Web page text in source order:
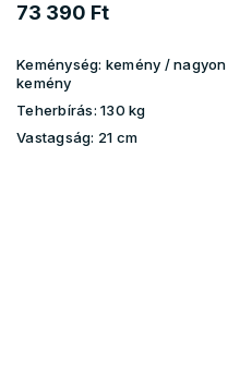
73 390 Ft
Keménység: kemény / nagyon
kemény
Teherbírás: 130 kg
Vastagság: 21 cm